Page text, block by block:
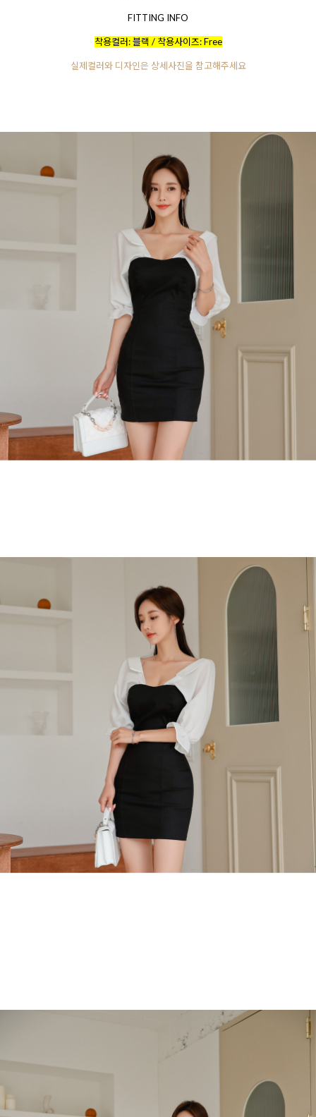
FITTING INFO
착용컬러: 블랙 / 착용사이즈: Free
실제컬러와 디자인은 상세사진을 참고해주세요